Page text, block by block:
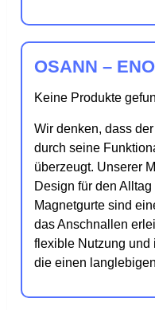
OSANN –
Keine Produkte
Wir denken, dass
durch seine
überzeugt. Unserer
Design für den
Magnetgurte sind
das Anschnallen
flexible Nutzung und
die einen